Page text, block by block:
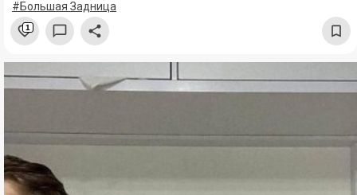
#Большая Задница
1